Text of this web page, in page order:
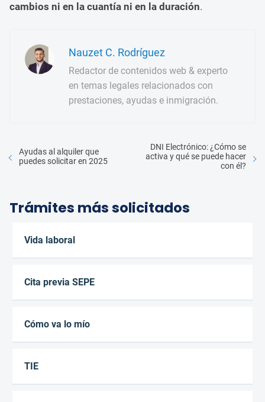
cambios ni en la cuantía ni en la duración.
Nauzet C. Rodríguez
Redactor de contenidos web & experto
en temas legales relacionados con
prestaciones, ayudas e inmigración.
Ayudas al alquiler que
puedes solicitar en 2025
DNI Electrónico: ¿Cómo se
activa y qué se puede hacer
con él?
Trámites más solicitados
Vida laboral
Cita previa SEPE
Cómo va lo mío
TIE